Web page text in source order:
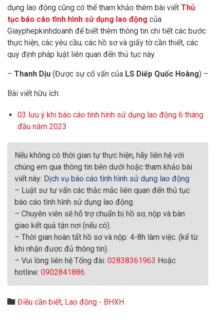
dụng lao động cũng có thể tham khảo thêm bài viết Thủ
tục báo cáo tình hình sử dụng lao động của
Giayphepkinhdoanh để biết thêm thông tin chi tiết các bước
thực hiện, các yêu cầu, các hồ sơ và giấy tờ cần thiết, các
quy định pháp luật liên quan đến thủ tục này.
– Thanh Dịu (Được sự cố vấn của LS Diếp Quốc Hoàng) –
Bài viết hữu ích:
03 lưu ý khi báo cáo tình hình sử dụng lao động 6 tháng
đầu năm 2023
Nếu không có thời gian tự thực hiện, hãy liên hệ với
chúng em qua thông tin bên dưới hoặc tham khảo bài
viết này: Dịch vụ báo cáo tình hình sử dụng lao động
– Luật sư tư vấn các thắc mắc liên quan đến thủ tục
báo cáo tình hình sử dụng lao động.
– Chuyên viên sẽ hỗ trợ chuẩn bị hồ sơ, nộp và bàn
giao kết quả tận nơi (nếu có).
– Thời gian hoàn tất hồ sơ và nộp: 4-8h làm việc. (kể từ
khi nhận được đủ thông tin).
– Vui lòng liên hệ Tổng đài: 02838361963 Hoặc
hotline: 0902841886.
 Category
Điều cần biết, Lao động - BHXH